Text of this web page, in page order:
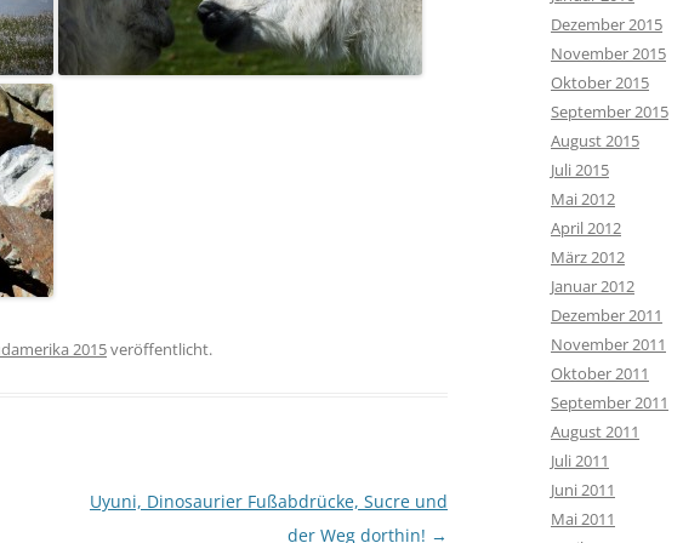
2015veröffentlicht.
Uyuni, Dinosaurier Fußabdrücke, Sucre und
der Weg dorthin! →
Dezember 2015
November 2015
Oktober 2015
September 2015
August 2015
Juli 2015
Mai 2012
April 2012
März 2012
Januar 2012
Dezember 2011
November 2011
Oktober 2011
September 2011
August 2011
Juli 2011
Juni 2011
Mai 2011